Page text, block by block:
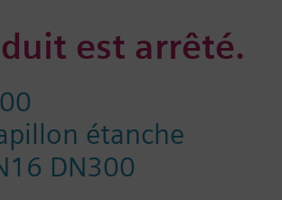
est arrêté.
étanche
DN300